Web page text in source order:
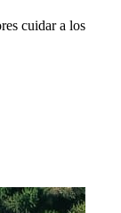
cuidar a los